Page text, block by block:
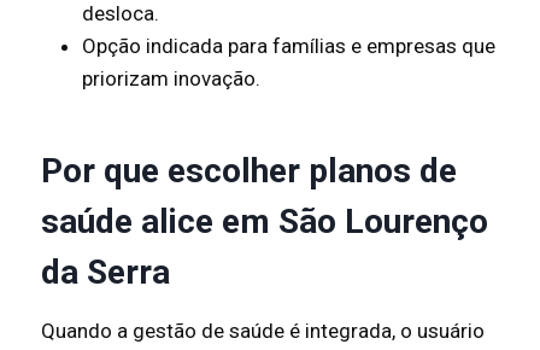
desloca.
Opção indicada para famílias e empresas que
priorizam inovação.
Por que escolher planos de
saúde alice em São Lourenço
da Serra
Quando a gestão de saúde é integrada, o usuário